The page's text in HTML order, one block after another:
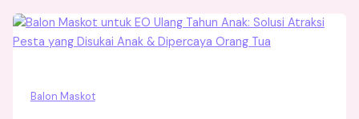
Balon Maskot